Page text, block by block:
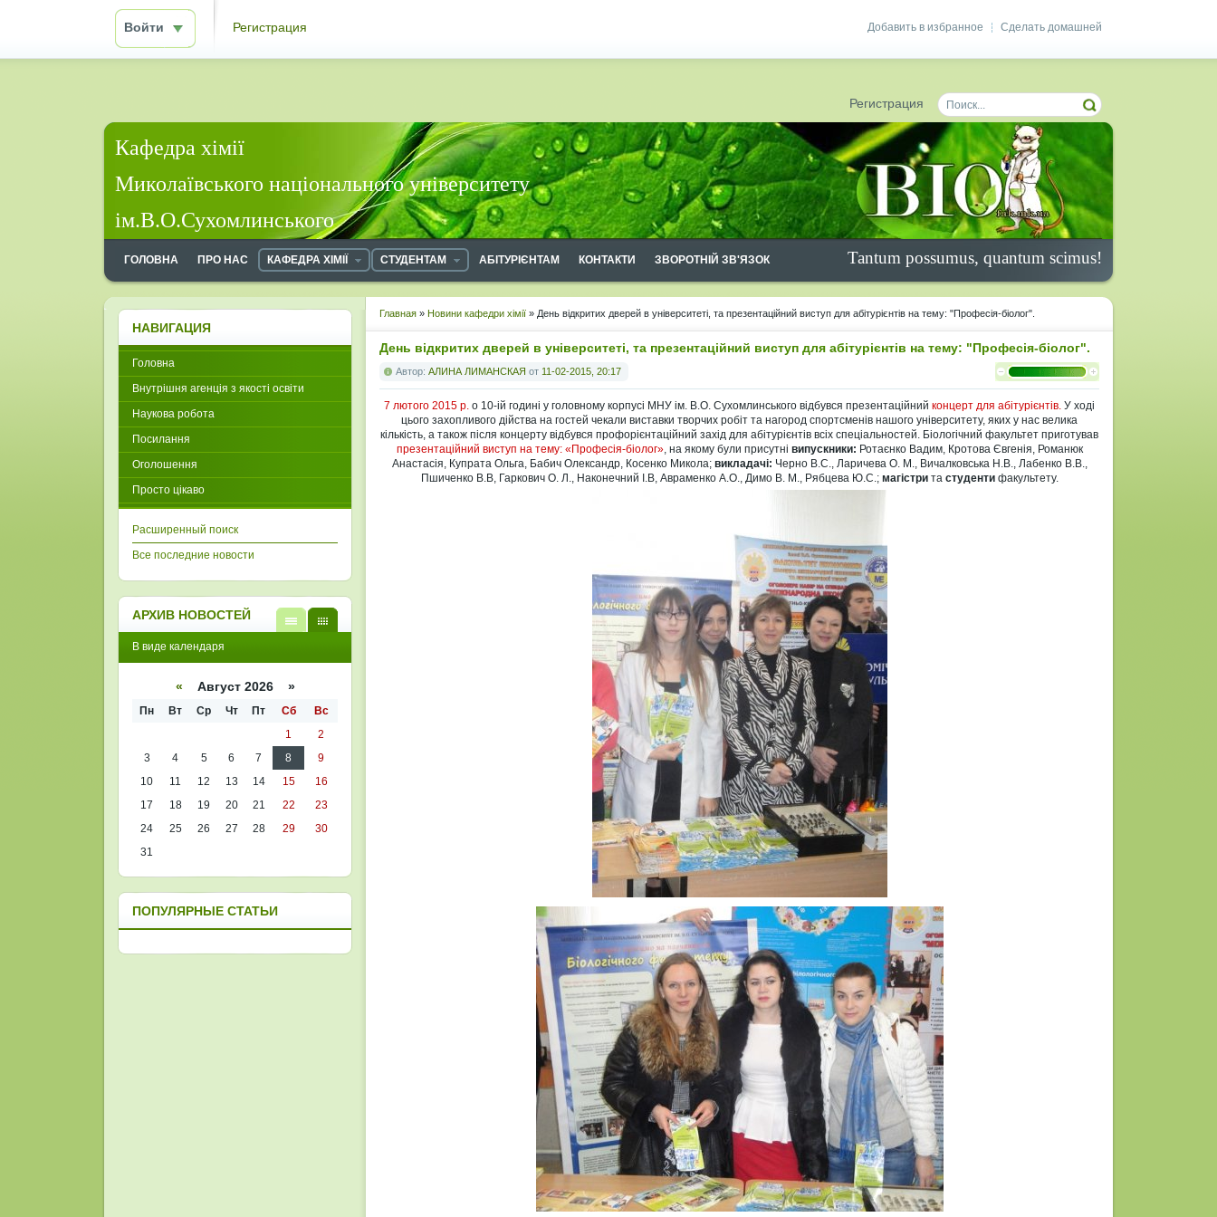
Сделать домашней
Добавить в избранное
Войти Регистрация
Регистрация
Кафедра хімії
Миколаївського національного університету
ім.В.О.Сухомлинського
Tantum possumus, quantum scimus!
ГОЛОВНА ПРО НАС КАФЕДРА ХІМІЇ СТУДЕНТАМ АБІТУРІЄНТАМ КОНТАКТИ ЗВОРОТНІЙ ЗВ'ЯЗОК
Главная » Новини кафедри хімії » День відкритих дверей в університеті, та презентаційний виступ для абітурієнтів на тему: "Професія-біолог".
День відкритих дверей в університеті, та презентаційний виступ для абітурієнтів на тему: "Професія-біолог".
Автор: АЛИНА ЛИМАНСКАЯ от 11-02-2015, 20:17
7 лютого 2015 р. о 10-ій годині у головному корпусі МНУ ім. В.О. Сухомлинського відбувся презентаційний концерт для абітурієнтів. У ході
цього захопливого дійства на гостей чекали виставки творчих робіт та нагород спортсменів нашого університету, яких у нас велика
кількість, а також після концерту відбувся профорієнтаційний захід для абітурієнтів всіх спеціальностей. Біологічний факультет приготував
презентаційний виступ на тему: «Професія-біолог», на якому були присутні випускники: Ротаєнко Вадим, Кротова Євгенія, Романюк
Анастасія, Купрата Ольга, Бабич Олександр, Косенко Микола; викладачі: Черно В.С., Ларичева О. М., Вичалковська Н.В., Лабенко В.В.,
Пшиченко В.В, Гаркович О. Л., Наконечний І.В, Авраменко А.О., Димо В. М., Рябцева Ю.С.; магістритастудентифакультету.
НАВИГАЦИЯ
Головна
Внутрішня агенція з якості освіти
Наукова робота
Посилання
Оголошення
Просто цікаво
Расширенный поиск
Все последние новости
АРХИВ НОВОСТЕЙ
кален
списк
В виде календаря
« Август 2026 »
Пн Вт Ср Чт Пт Сб
Вс
1
2
3
4 5 6 7 8
9
10
11 12 13 14 15
16
17
18 19 20 21 22
23
24
25 26 27 28 29
30
31
ПОПУЛЯРНЫЕ СТАТЬИ